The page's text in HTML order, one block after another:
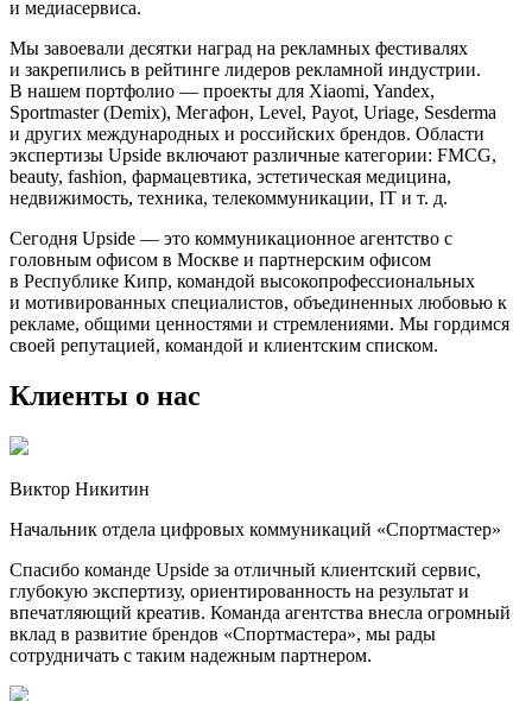
и медиасервиса.
Мы завоевали десятки наград на рекламных фестивалях
и закрепились в рейтинге лидеров рекламной индустрии.
В нашем портфолио — проекты для Xiaomi, Yandex,
Sportmaster (Demix), Мегафон, Level, Payot, Uriage, Sesderma
и других международных и российских брендов. Области
экспертизы Upside включают различные категории: FMCG,
beauty, fashion, фармацевтика, эстетическая медицина,
недвижимость, техника, телекоммуникации, IT и т. д.
Сегодня Upside — это коммуникационное агентство с
головным офисом в Москве и партнерским офисом
в Республике Кипр, командой высокопрофессиональных
и мотивированных специалистов, объединенных любовью к
рекламе, общими ценностями и стремлениями. Мы гордимся
своей репутацией, командой и клиентским списком.
Клиенты о нас
Виктор Никитин
Начальник отдела цифровых коммуникаций «Спортмастер»
Спасибо команде Upside за отличный клиентский сервис,
глубокую экспертизу, ориентированность на результат и
впечатляющий креатив. Команда агентства внесла огромный
вклад в развитие брендов «Спортмастера», мы рады
сотрудничать с таким надежным партнером.